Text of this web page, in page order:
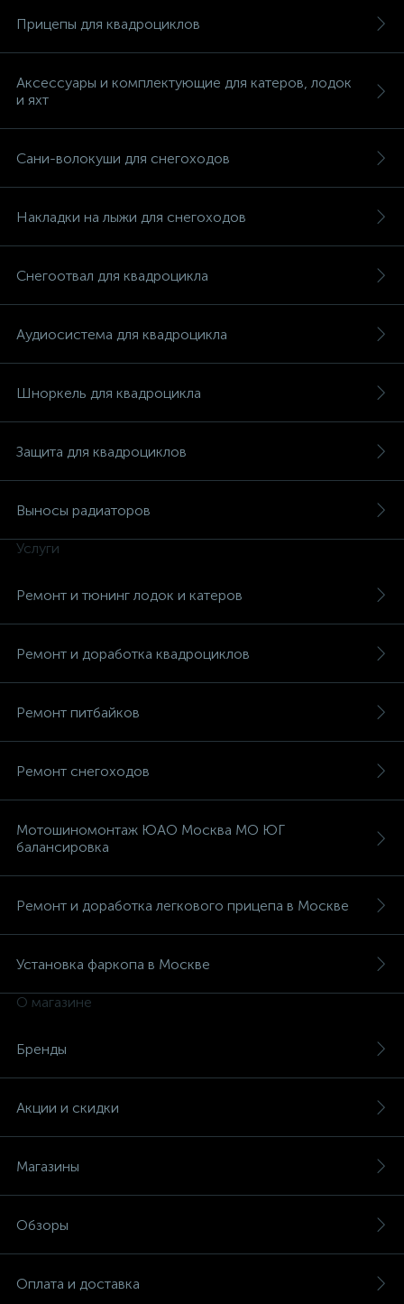
Прицепы для квадроциклов
Аксессуары и комплектующие для катеров, лодок
и яхт
Сани-волокуши для снегоходов
Накладки на лыжи для снегоходов
Снегоотвал для квадроцикла
Аудиосистема для квадроцикла
Шноркель для квадроцикла
Защита для квадроциклов
Выносы радиаторов
Услуги
Ремонт и тюнинг лодок и катеров
Ремонт и доработка квадроциклов
Ремонт питбайков
Ремонт снегоходов
Мотошиномонтаж ЮАО Москва МО ЮГ
балансировка
Ремонт и доработка легкового прицепа в Москве
Установка фаркопа в Москве
О магазине
Бренды
Акции и скидки
Магазины
Обзоры
Оплата и доставка